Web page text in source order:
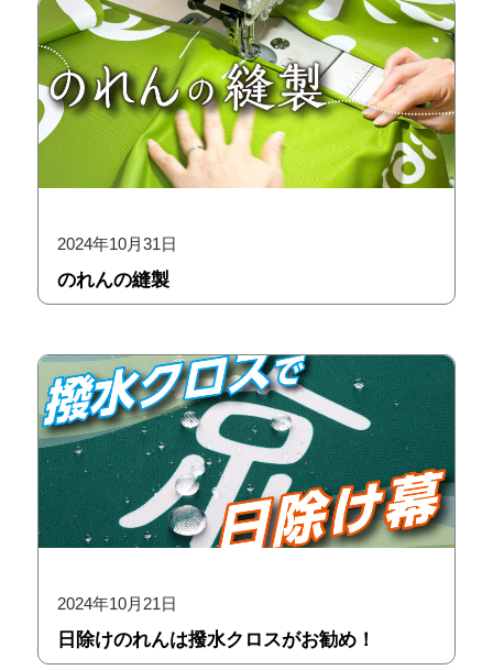
2024年10月31日
のれんの縫製
2024年10月21日
日除けのれんは撥水クロスがお勧め！